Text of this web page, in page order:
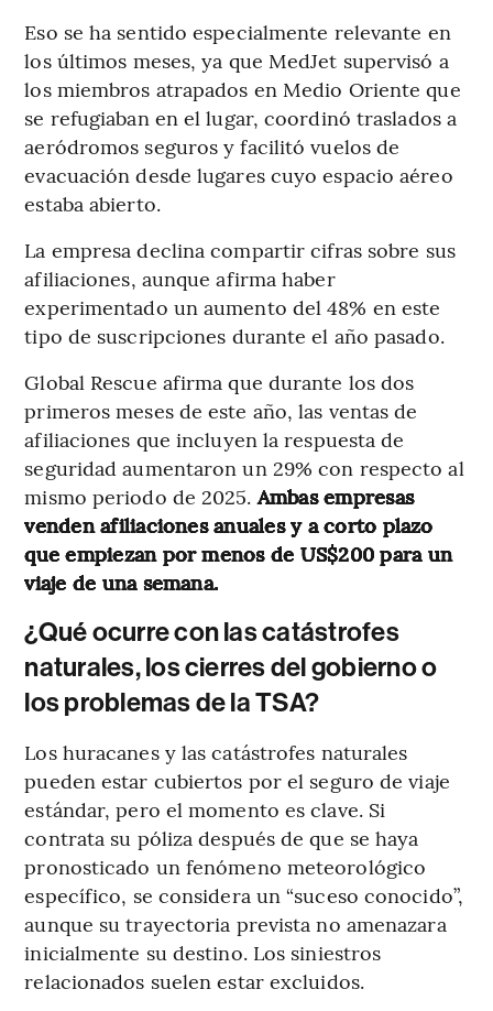
Eso se ha sentido especialmente relevante en
los últimos meses, ya que MedJet supervisó a
los miembros atrapados en Medio Oriente que
se refugiaban en el lugar, coordinó traslados a
aeródromos seguros y facilitó vuelos de
evacuación desde lugares cuyo espacio aéreo
estaba abierto.
La empresa declina compartir cifras sobre sus
afiliaciones, aunque afirma haber
experimentado un aumento del 48% en este
tipo de suscripciones durante el año pasado.
Global Rescue afirma que durante los dos
primeros meses de este año, las ventas de
afiliaciones que incluyen la respuesta de
seguridad aumentaron un 29% con respecto al
mismo periodo de 2025.Ambas empresas
venden afiliaciones anuales y a corto plazo
que empiezan por menos de US$200 para un
viaje de una semana.
¿Qué ocurre con las catástrofes
naturales, los cierres del gobierno o
los problemas de la TSA?
Los huracanes y las catástrofes naturales
pueden estar cubiertos por el seguro de viaje
estándar, pero el momento es clave. Si
contrata su póliza después de que se haya
pronosticado un fenómeno meteorológico
específico, se considera un “suceso conocido”,
aunque su trayectoria prevista no amenazara
inicialmente su destino. Los siniestros
relacionados suelen estar excluidos.